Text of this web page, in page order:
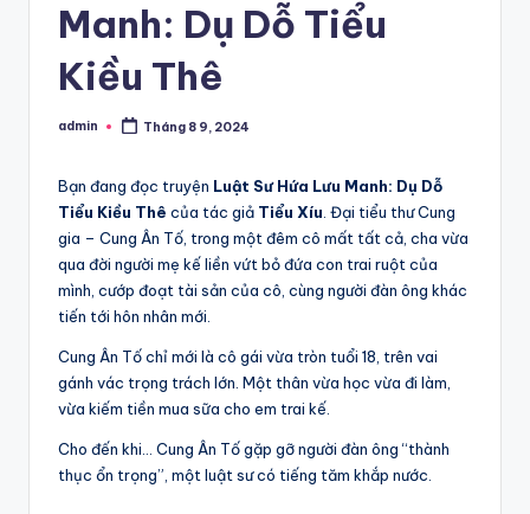
Manh: Dụ Dỗ Tiểu
Kiều Thê
Posted
admin Tháng 8 9, 2024
Bạn đang đọc truyện Luật Sư Hứa Lưu Manh: Dụ Dỗ
Tiểu Kiều Thê của tác giả Tiểu Xíu. Đại tiểu thư Cung
gia – Cung Ân Tố, trong một đêm cô mất tất cả, cha vừa
qua đời người mẹ kế liền vứt bỏ đứa con trai ruột của
mình, cướp đoạt tài sản của cô, cùng người đàn ông khác
tiến tới hôn nhân mới.
Cung Ân Tố chỉ mới là cô gái vừa tròn tuổi 18, trên vai
gánh vác trọng trách lớn. Một thân vừa học vừa đi làm,
vừa kiếm tiền mua sữa cho em trai kế.
Cho đến khi… Cung Ân Tố gặp gỡ người đàn ông “thành
thục ổn trọng”, một luật sư có tiếng tăm khắp nước.